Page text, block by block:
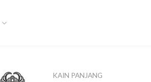
KAIN PANJANG